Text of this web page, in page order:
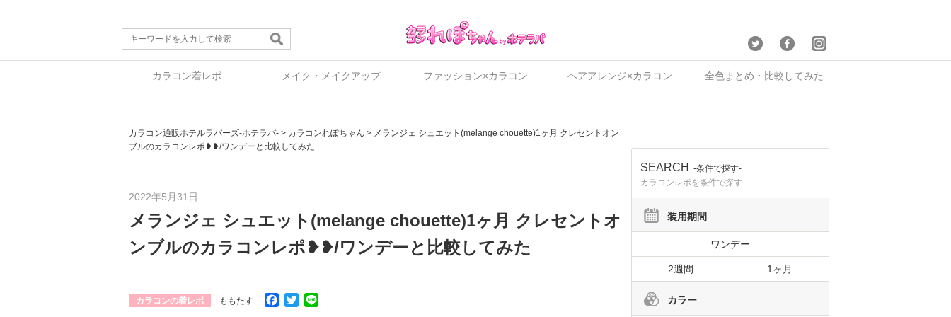
カラコン着レポ メイク・メイクアップ ファッション×カラコン ヘアアレンジ×カラコン 全色まとめ・比較してみた
カラコン通販ホテルラバーズ-ホテラバ- > カラコンれぽちゃん > メランジェ シュエット(melange chouette)1ヶ月 クレセントオン
ブルのカラコンレポ❥❥/ワンデーと比較してみた
2022年5月31日
メランジェ シュエット(melange chouette)1ヶ月 クレセントオ
ンブルのカラコンレポ❥❥/ワンデーと比較してみた
カラコンの着レポ ももたす Facebook
Twitter
SEARCH
-条件で探す-
カラコンレポを条件で探す
装用期間
ワンデー
2週間 1ヶ月
カラー